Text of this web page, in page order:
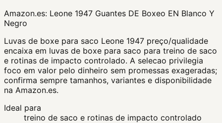
Amazon.es: Leone 1947 Guantes DE Boxeo EN Blanco Y
Negro
Luvas de boxe para saco Leone 1947 preço/qualidade
encaixa em luvas de boxe para saco para treino de saco
e rotinas de impacto controlado. A selecao privilegia
foco em valor pelo dinheiro sem promessas exageradas;
confirma sempre tamanhos, variantes e disponibilidade
na Amazon.es.
Ideal para
treino de saco e rotinas de impacto controlado